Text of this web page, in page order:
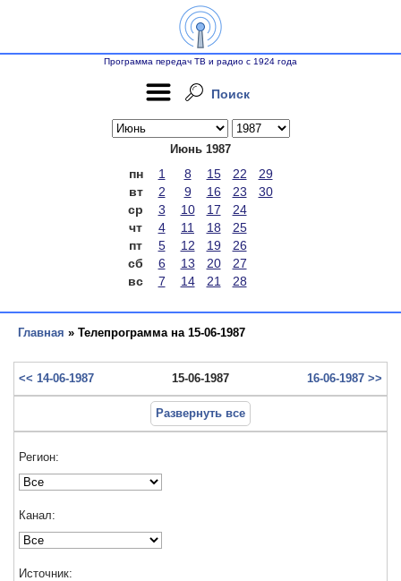
Программа передач ТВ и радио с 1924 года
Поиск
Июнь 1987
пн 1 8 15 22
29
вт
2 9 16 23
30
ср
3 10 17
24
чт
4 11 18
25
пт
5 12 19
26
сб
6 13 20
27
вс
7 14 21 28
Главная » Телепрограмма на 15-06-1987
<< 14-06-1987 15-06-1987 16-06-1987 >>
Развернуть все
Регион:
Канал:
Источник: